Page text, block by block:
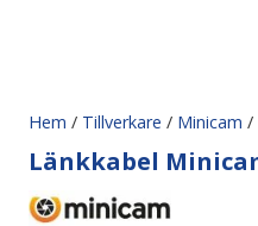
Hem / Tillverkare / Minicam /
Länkkabel